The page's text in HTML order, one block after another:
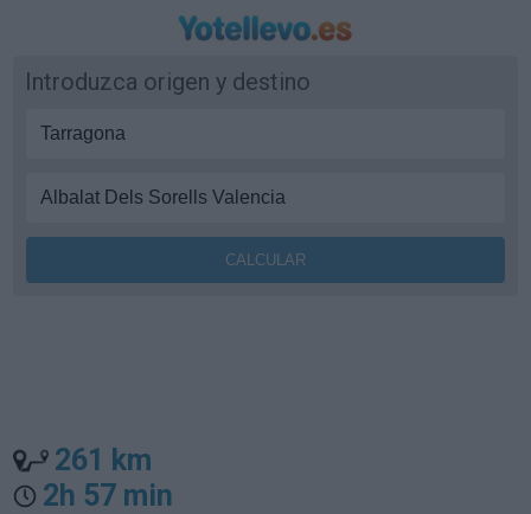
Introduzca origen y destino
261 km
2h 57 min